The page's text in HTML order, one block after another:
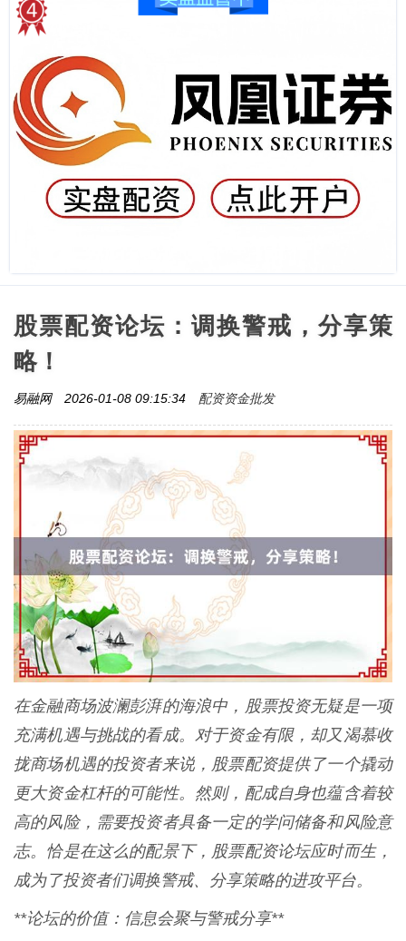
股票配资论坛：调换警戒，分享策
略！
易融网 2026-01-08 09:15:34 配资资金批发
在金融商场波澜彭湃的海浪中，股票投资无疑是一项
充满机遇与挑战的看成。对于资金有限，却又渴慕收
拢商场机遇的投资者来说，股票配资提供了一个撬动
更大资金杠杆的可能性。然则，配成自身也蕴含着较
高的风险，需要投资者具备一定的学问储备和风险意
志。恰是在这么的配景下，股票配资论坛应时而生，
成为了投资者们调换警戒、分享策略的进攻平台。
**论坛的价值：信息会聚与警戒分享**